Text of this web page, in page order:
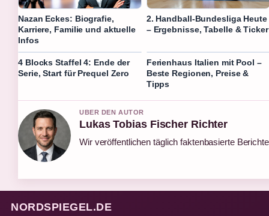
Nazan Eckes: Biografie,
Karriere, Familie und aktuelle
Infos
2. Handball-Bundesliga Heute
– Ergebnisse, Tabelle & Ticker
4 Blocks Staffel 4: Ende der
Serie, Start für Prequel Zero
Ferienhaus Italien mit Pool –
Beste Regionen, Preise &
Tipps
UBER DEN AUTOR
Lukas Tobias Fischer Richter
Wir veröffentlichen täglich faktenbasierte
NORDSPIEGEL.DE